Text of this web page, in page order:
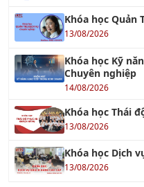
Khóa học Quản
13/08/2026
Khóa học Kỹ
Chuyên nghiệp
14/08/2026
Khóa học Thái
13/08/2026
Khóa học Dịch
13/08/2026